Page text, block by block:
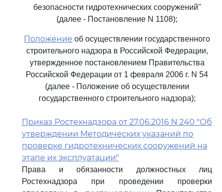
безопасности гидротехнических сооружений"
(далее - Постановление N 1108);
Положение об осуществлении государственного
строительного надзора в Российской Федерации,
утвержденное постановлением Правительства
Российской Федерации от 1 февраля 2006 г. N 54
(далее - Положение об осуществлении
государственного строительного надзора);
Приказ Ростехнадзора от 27.06.2016 N 240 "Об
утверждении Методических указаний по
проверке гидротехнических сооружений на
этапе их эксплуатации"
Права и обязанности должностных лиц
Ростехнадзора при проведении проверки